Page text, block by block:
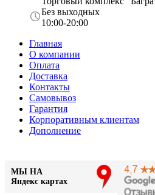
Без выходных
10:00-20:00
Главная
О компании
Оплата
Доставка
Контакты
Самовывоз
Гарантия
Корпоративным клиентам
Дополнение
МЫ НА
Яндекс картах